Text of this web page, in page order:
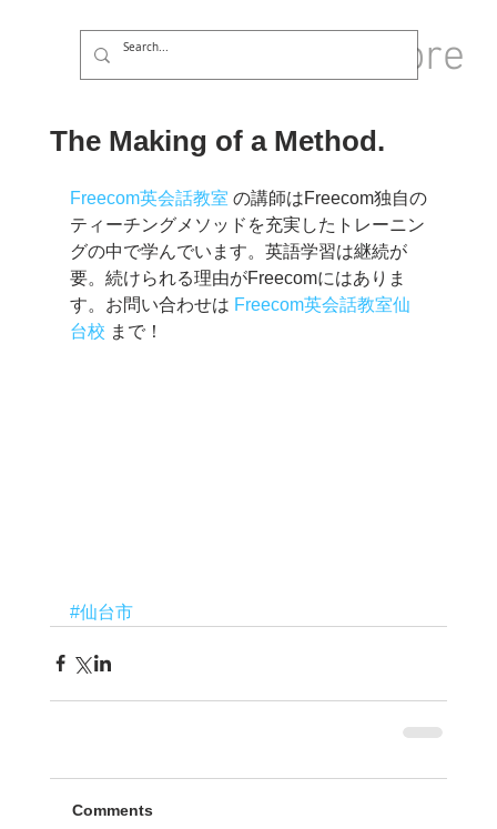
More
The Making of a Method.
Freecom英会話教室 の講師はFreecom独自の
ティーチングメソッドを充実したトレーニン
グの中で学んでいます。英語学習は継続が
要。続けられる理由がFreecomにはありま
す。お問い合わせは Freecom英会話教室仙
台校 まで！
#仙台市
Comments